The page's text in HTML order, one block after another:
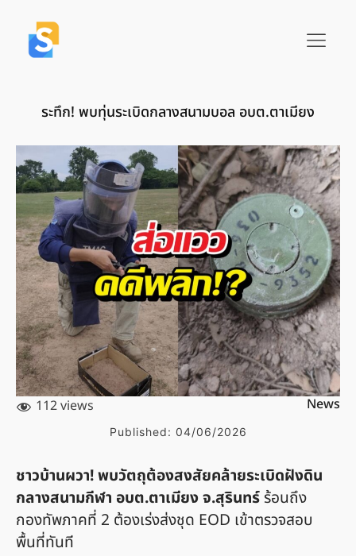
ระทึก! พบทุ่นระเบิดกลางสนามบอล อบต.ตาเมียง
112 views News
Published: 04/06/2026
ชาวบ้านผวา! พบวัตถุต้องสงสัยคล้ายระเบิดฝังดิน
กลางสนามกีฬา อบต.ตาเมียง จ.สุรินทร์ ร้อนถึง
กองทัพภาคที่ 2 ต้องเร่งส่งชุด EOD เข้าตรวจสอบ
พื้นที่ทันที